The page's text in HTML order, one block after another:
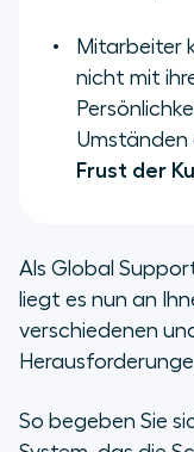
Mitarbeiter
nicht mit
Umständen
Frust der
Als Global
liegt es nun an
verschiedenen
So begeben Sie